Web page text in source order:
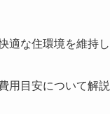
な住環境を維持
用目安について解説